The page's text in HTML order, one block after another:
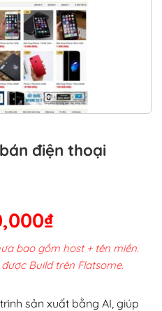
điện thoại
₫Giá
hiện
tại
200,000₫.
bao gồm host + tên miền.
Build trên Flatsome.
sản xuất bằng AI, giúp